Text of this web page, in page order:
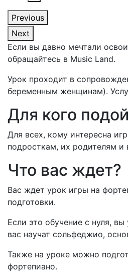
Previous
Next
Если вы давно мечтали
обращайтесь в Music Land.
Урок проходит в
беременным женщинам).
Для кого
Для всех, кому интересна
подросткам, их родителям и
Что вас ждет?
Вас ждет урок игры на
подготовки.
Если это обучение с нуля,
вас научат сольфеджио,
Также на уроке можно
фортепиано.